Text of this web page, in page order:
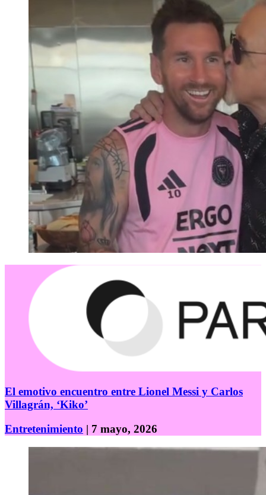
El emotivo encuentro entre Lionel Messi y Carlos
Villagrán, ‘Kiko’
Entretenimiento | 7 mayo, 2026